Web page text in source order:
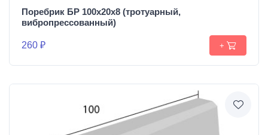
Поребрик БР 100х20х8 (тротуарный,
вибропрессованный)
260 ₽ +